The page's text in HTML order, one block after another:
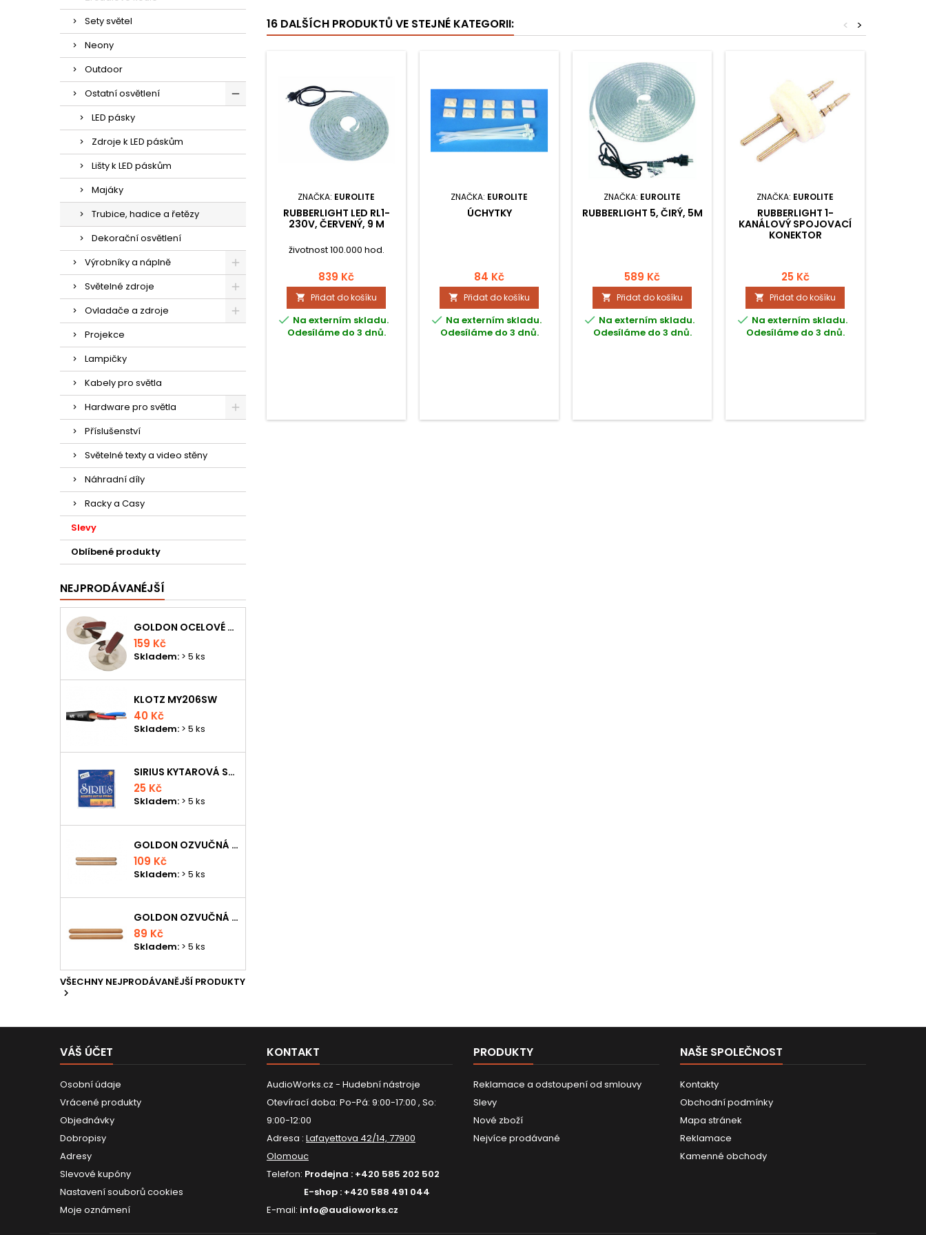
Sety světel
Neony
Outdoor
Ostatní osvětlení
LED pásky
Zdroje k LED páskům
Lišty k LED páskům
Majáky
Trubice, hadice a řetězy
Dekorační osvětlení
Výrobníky a náplně
Světelné zdroje
Ovladače a zdroje
Projekce
Lampičky
Kabely pro světla
Hardware pro světla
Příslušenství
Světelné texty a video stěny
Náhradní díly
Racky a Casy
Slevy
Oblíbené produkty
NEJPRODÁVANÉJŠÍ
GOLDON OCELOVÉ PRSTOVÉ ČINELKY
159 Kč
Skladem: > 5 ks
KLOTZ MY206SW
40 Kč
Skladem: > 5 ks
SIRIUS KYTAROVÁ STRUNA
25 Kč
Skladem: > 5 ks
GOLDON OZVUČNÁ DŘÍVKA 18 X 200MM
109 Kč
Skladem: > 5 ks
GOLDON OZVUČNÁ DŘÍVKA 15 X 150MM
89 Kč
Skladem: > 5 ks
VŠECHNY NEJPRODÁVANĚJŠÍ PRODUKTY

16 DALŠÍCH PRODUKTŮ VE STEJNÉ KATEGORII: >
<
ZNAČKA: EUROLITE
RUBBERLIGHT LED RL1-
230V, ČERVENÝ, 9 M
životnost 100.000 hod.
839 Kč
 Přidat do košíku
 Na externím skladu.
Odesíláme do 3 dnů.
ZNAČKA: EUROLITE
ÚCHYTKY
84 Kč
 Přidat do košíku
 Na externím skladu.
Odesíláme do 3 dnů.
ZNAČKA: EUROLITE
RUBBERLIGHT 5, ČIRÝ, 5M
589 Kč
 Přidat do košíku
 Na externím skladu.
Odesíláme do 3 dnů.
ZNAČKA: EUROLITE
RUBBERLIGHT 1-
KANÁLOVÝ SPOJOVACÍ
KONEKTOR
25 Kč
 Přidat do košíku
 Na externím skladu.
Odesíláme do 3 dnů.
VÁŠ ÚČET
Osobní údaje
Vrácené produkty
Objednávky
Dobropisy
Adresy
Slevové kupóny
Nastavení souborů cookies
Moje oznámení
KONTAKT
AudioWorks.cz - Hudební nástroje
Otevírací doba: Po-Pá: 9:00-17:00 , So:
9:00-12:00
Adresa : Lafayettova 42/14, 77900
Olomouc
Telefon: Prodejna : +420 585 202 502
E-shop : +420 588 491 044
E-mail: info@audioworks.cz
PRODUKTY
Reklamace a odstoupení od smlouvy
Slevy
Nové zboží
Nejvíce prodávané
NAŠE SPOLEČNOST
Kontakty
Obchodní podmínky
Mapa stránek
Reklamace
Kamenné obchody